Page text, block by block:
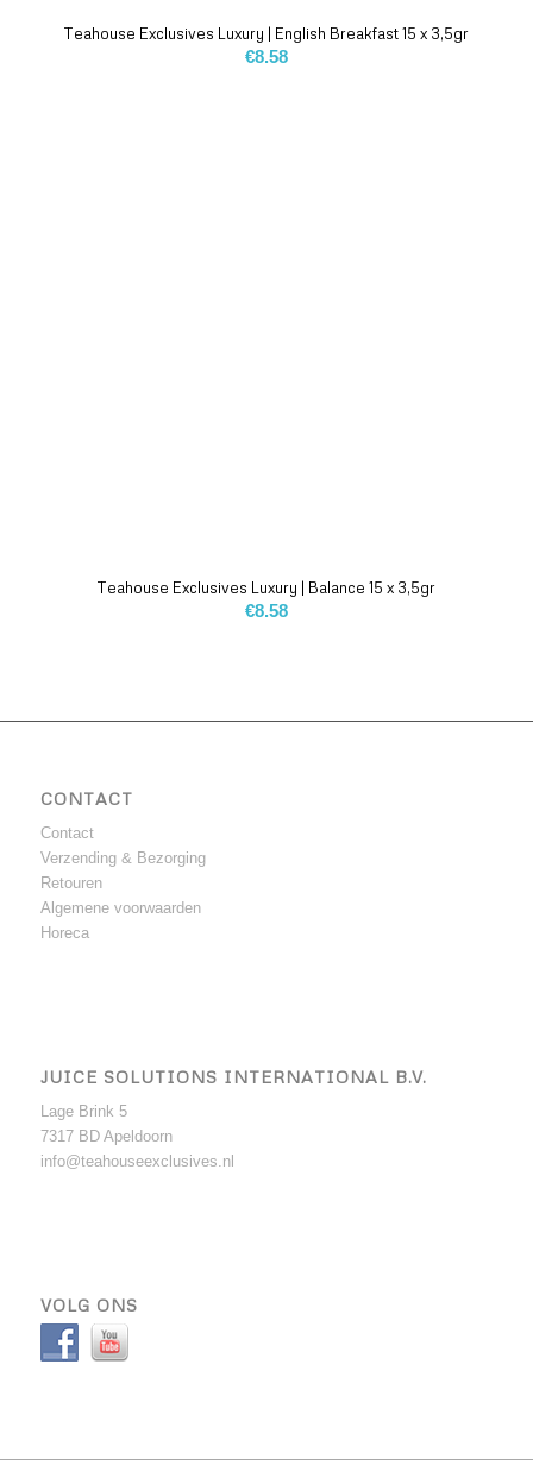
Teahouse Exclusives Luxury | English Breakfast 15 x 3,5gr
€8.58
Teahouse Exclusives Luxury | Balance 15 x 3,5gr
€8.58
CONTACT
Contact
Verzending & Bezorging
Retouren
Algemene voorwaarden
Horeca
JUICE SOLUTIONS INTERNATIONAL B.V.
Lage Brink 5
7317 BD Apeldoorn
info@teahouseexclusives.nl
VOLG ONS